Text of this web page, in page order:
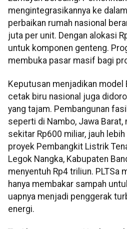
mengintegrasikannya ke
perbaikan rumah nasional
juta per unit. Dengan alokasi
untuk komponen genteng.
membuka pasar masif bagi
Keputusan menjadikan model
cetak biru nasional juga
yang tajam. Pembangunan
seperti di Nambo, Jawa
sekitar Rp600 miliar, jauh
proyek Pembangkit Listrik
Legok Nangka, Kabupaten
menyentuh Rp4 triliun. PLTSa
hanya membakar sampah
uapnya menjadi penggerak
energi.